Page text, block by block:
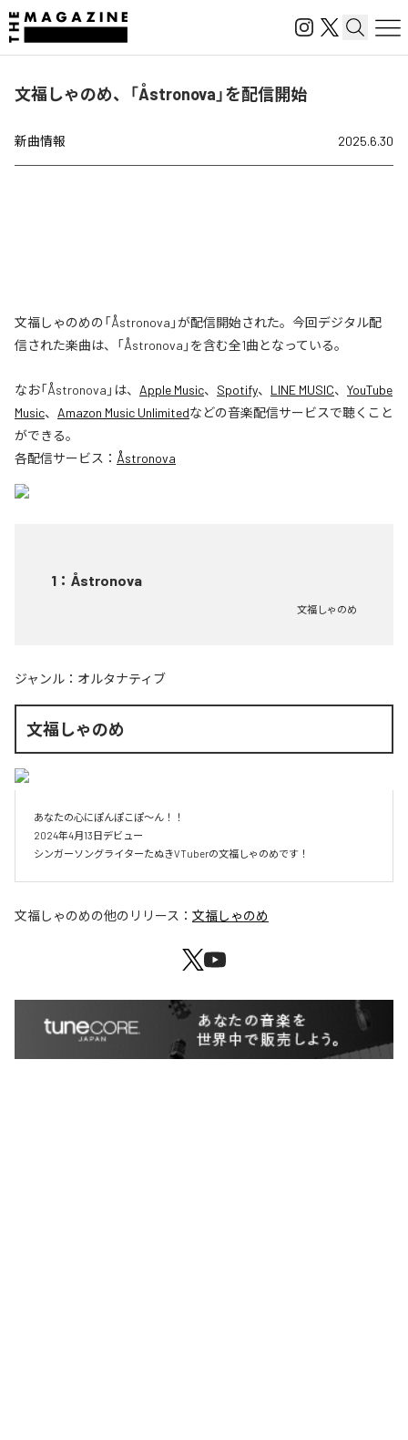
文福しゃのめ、「Åstronova」を配信開始
新曲情報 2025.6.30
文福しゃのめの「Åstronova」が配信開始された。今回デジタル配
信された楽曲は、「Åstronova」を含む全1曲となっている。
なお「Åstronova 」は、 Apple Music、 Spotify、 LINE MUSIC、 YouTube
Music、 Amazon Music Unlimitedなどの音楽配信サービスで聴くこと
ができる。
各配信サービス： Åstronova
1 ： Åstronova
文福しゃのめ
ジャンル： オルタナティブ
文福しゃのめ
あなたの心にぽんぽこぽ〜ん！！
2024年4月13日デビュー
文福しゃのめの他のリリース： 文福しゃのめ